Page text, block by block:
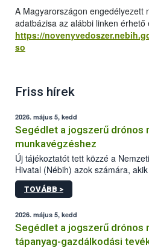
A Magyarországon engedélyezett
adatbázisa az alábbi linken érhető
https://
so
Friss hírek
2026. május 5, kedd
Segédlet a jogszerű drónos
munkavégzéshez
Új tájékoztatót tett közzé a
Hivatal (Nébih) azok számára,
növényvédelmi vagy tápanyag-
végezni Magyarországon. Az
műszaki és hatósági feltételek.
TOVÁBB >
2026. május 5, kedd
Segédlet a jogszerű drónos
tápanyag-gazdálkodási